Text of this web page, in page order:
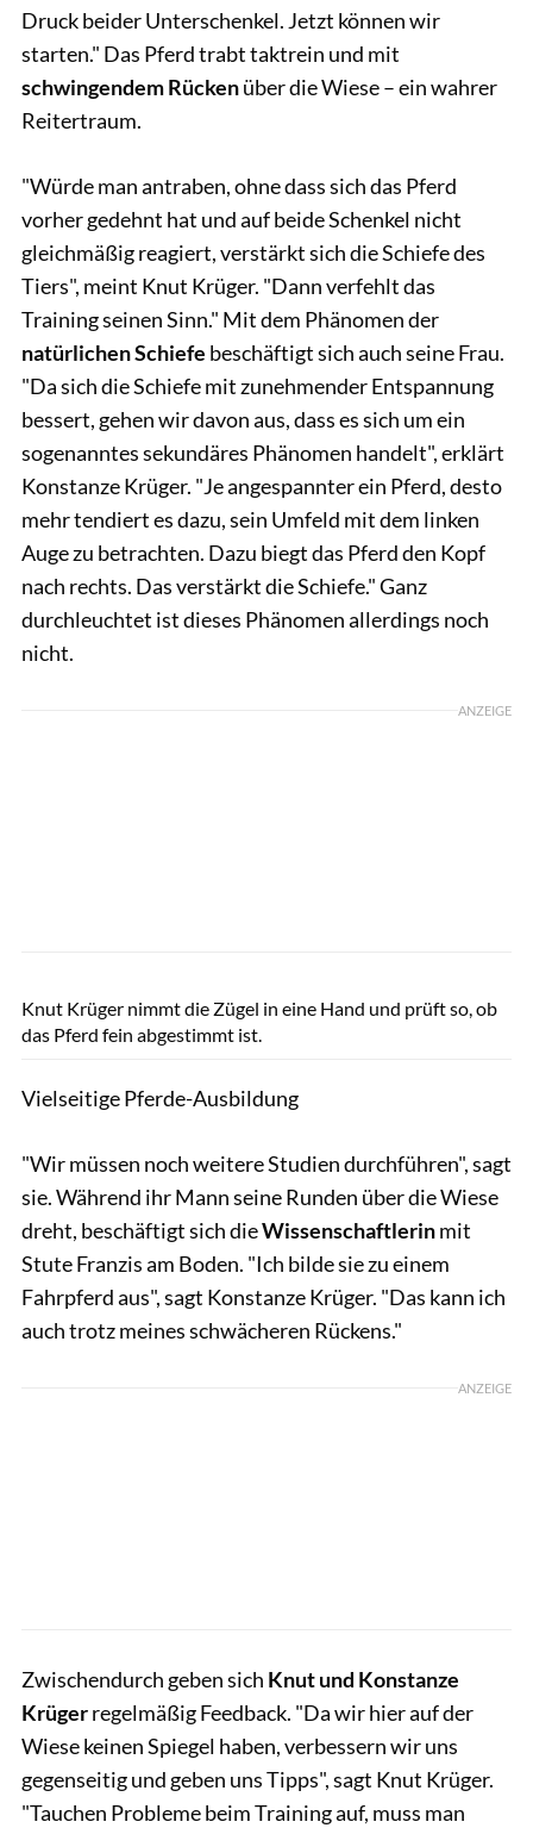
Druck beider Unterschenkel. Jetzt können wir
starten." Das Pferd trabt taktrein und mit
schwingendem Rückenüber die Wiese – ein wahrer
Reitertraum.
"Würde man antraben, ohne dass sich das Pferd
vorher gedehnt hat und auf beide Schenkel nicht
gleichmäßig reagiert, verstärkt sich die Schiefe des
Tiers", meint Knut Krüger. "Dann verfehlt das
Training seinen Sinn." Mit dem Phänomen der
natürlichen Schiefe beschäftigt sich auch seine Frau.
"Da sich die Schiefe mit zunehmender Entspannung
bessert, gehen wir davon aus, dass es sich um ein
sogenanntes sekundäres Phänomen handelt", erklärt
Konstanze Krüger. "Je angespannter ein Pferd, desto
mehr tendiert es dazu, sein Umfeld mit dem linken
Auge zu betrachten. Dazu biegt das Pferd den Kopf
nach rechts. Das verstärkt die Schiefe." Ganz
durchleuchtet ist dieses Phänomen allerdings noch
nicht.
ANZEIGE
Knut Krüger nimmt die Zügel in eine Hand und prüft so, ob
das Pferd fein abgestimmt ist.
Vielseitige Pferde-Ausbildung
"Wir müssen noch weitere Studien durchführen", sagt
sie. Während ihr Mann seine Runden über die Wiese
dreht, beschäftigt sich dieWissenschaftlerinmit
Stute Franzis am Boden. "Ich bilde sie zu einem
Fahrpferd aus", sagt Konstanze Krüger. "Das kann ich
auch trotz meines schwächeren Rückens."
ANZEIGE
Zwischendurch geben sich Knut und Konstanze
Krügerregelmäßig Feedback. "Da wir hier auf der
Wiese keinen Spiegel haben, verbessern wir uns
gegenseitig und geben uns Tipps", sagt Knut Krüger.
"Tauchen Probleme beim Training auf, muss man